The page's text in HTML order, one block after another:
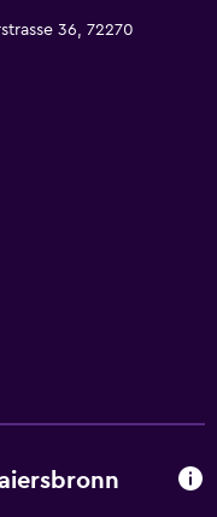
36, 72270